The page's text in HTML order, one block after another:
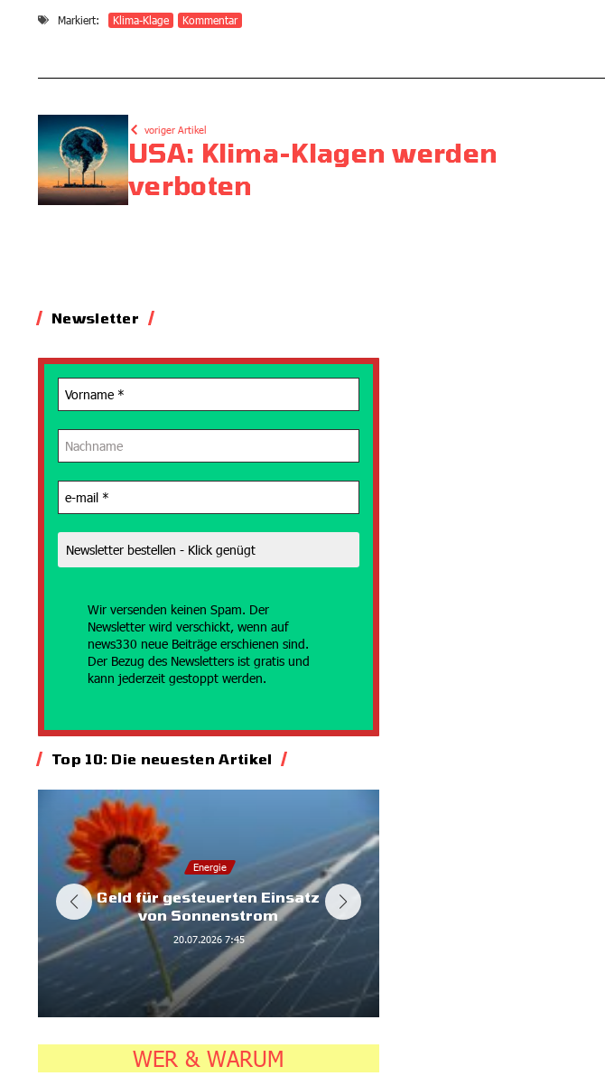
Markiert: Klima-Klage Kommentar
voriger Artikel
USA: Klima-Klagen werden
verboten
Newsletter
Wir versenden keinen Spam. Der
Newsletter wird verschickt, wenn auf
news330 neue Beiträge erschienen sind.
Der Bezug des Newsletters ist gratis und
kann jederzeit gestoppt werden.
Top 10: Die neuesten Artikel
Energie
Geld für gesteuerten Einsatz
von Sonnenstrom
20.07.2026 7:45
WER & WARUM